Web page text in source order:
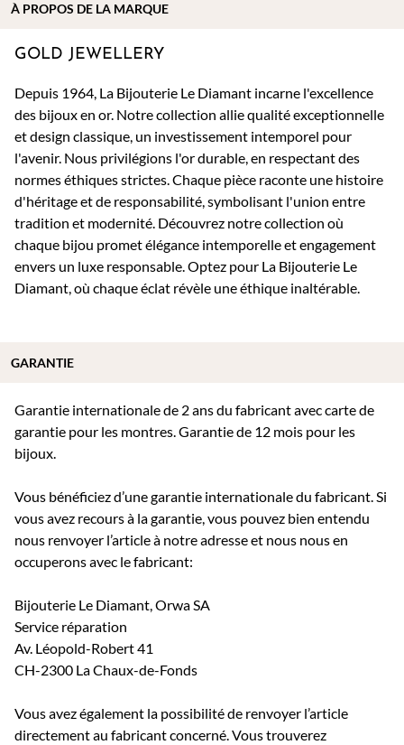
GOLD JEWELLERY
Depuis 1964, La Bijouterie Le Diamant incarne l'excellence
des bijoux en or. Notre collection allie qualité exceptionnelle
et design classique, un investissement intemporel pour
l'avenir. Nous privilégions l'or durable, en respectant des
normes éthiques strictes. Chaque pièce raconte une histoire
d'héritage et de responsabilité, symbolisant l'union entre
tradition et modernité. Découvrez notre collection où
chaque bijou promet élégance intemporelle et engagement
envers un luxe responsable. Optez pour La Bijouterie Le
Diamant, où chaque éclat révèle une éthique inaltérable.
Garantie internationale de 2 ans du fabricant avec carte de
garantie pour les montres. Garantie de 12 mois pour les
bijoux.
Vous bénéficiez d’une garantie internationale du fabricant. Si
vous avez recours à la garantie, vous pouvez bien entendu
nous renvoyer l’article à notre adresse et nous nous en
occuperons avec le fabricant:
Bijouterie Le Diamant, Orwa SA
Service réparation
Av. Léopold-Robert 41
CH-2300 La Chaux-de-Fonds
Vous avez également la possibilité de renvoyer l’article
directement au fabricant concerné. Vous trouverez
À PROPOS DE LA MARQUE
GARANTIE